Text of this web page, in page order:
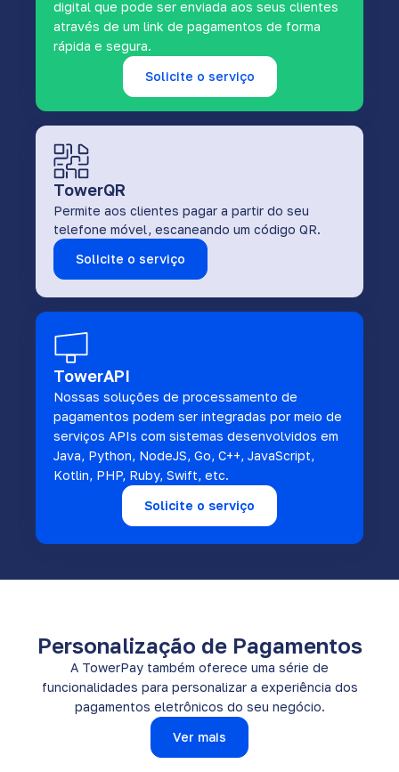
digital que pode ser enviada aos seus clientes
através de um link de pagamentos de forma
rápida e segura.
Solicite o serviço
TowerQR
Permite aos clientes pagar a partir do seu
telefone móvel, escaneando um código QR.
Solicite o serviço
TowerAPI
Nossas soluções de processamento de
pagamentos podem ser integradas por meio de
serviços APIs com sistemas desenvolvidos em
Java, Python, NodeJS, Go, C++, JavaScript,
Kotlin, PHP, Ruby, Swift, etc.
Solicite o serviço
Personalização de Pagamentos
A TowerPay também oferece uma série de
funcionalidades para personalizar a experiência dos
pagamentos eletrônicos do seu negócio.
Ver mais